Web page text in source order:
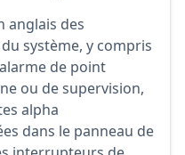
anglais des
système, y compris
de point
ou de supervision,
alpha
dans le panneau de